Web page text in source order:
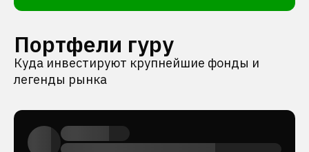
Портфели гуру
Куда инвестируют крупнейшие фонды и
легенды рынка